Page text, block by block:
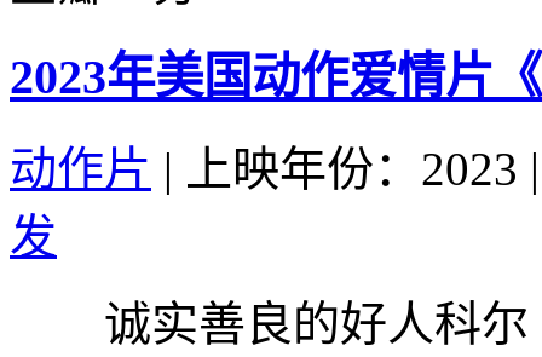
2023年美国动作爱情片
动作片 | 上映年份：2023 |
发
诚实善良的好人科尔